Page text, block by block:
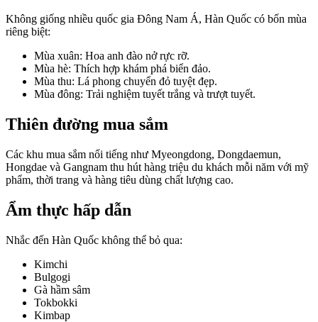
Không giống nhiều quốc gia Đông Nam Á, Hàn Quốc có bốn mùa
riêng biệt:
Mùa xuân: Hoa anh đào nở rực rỡ.
Mùa hè: Thích hợp khám phá biển đảo.
Mùa thu: Lá phong chuyển đỏ tuyệt đẹp.
Mùa đông: Trải nghiệm tuyết trắng và trượt tuyết.
Thiên đường mua sắm
Các khu mua sắm nổi tiếng như Myeongdong, Dongdaemun,
Hongdae và Gangnam thu hút hàng triệu du khách mỗi năm với mỹ
phẩm, thời trang và hàng tiêu dùng chất lượng cao.
Ẩm thực hấp dẫn
Nhắc đến Hàn Quốc không thể bỏ qua:
Kimchi
Bulgogi
Gà hầm sâm
Tokbokki
Kimbap